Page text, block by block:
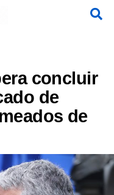
concluir
de
de